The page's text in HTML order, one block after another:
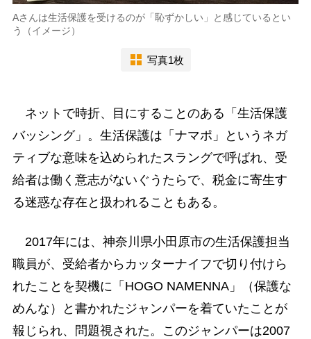
Aさんは生活保護を受けるのが「恥ずかしい」と感じているとい
う（イメージ）
写真1枚
ネットで時折、目にすることのある「生活保護
バッシング」。生活保護は「ナマポ」というネガ
ティブな意味を込められたスラングで呼ばれ、受
給者は働く意志がないぐうたらで、税金に寄生す
る迷惑な存在と扱われることもある。
2017年には、神奈川県小田原市の生活保護担当
職員が、受給者からカッターナイフで切り付けら
れたことを契機に「HOGO NAMENNA」（保護な
めんな）と書かれたジャンパーを着ていたことが
報じられ、問題視された。このジャンパーは2007